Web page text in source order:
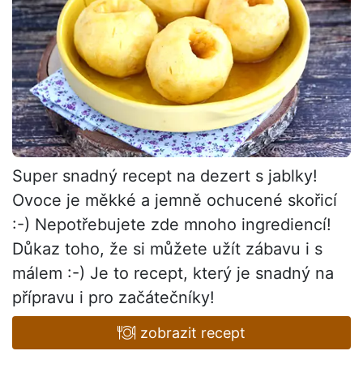
Super snadný recept na dezert s jablky!
Ovoce je měkké a jemně ochucené skořicí
:-) Nepotřebujete zde mnoho ingrediencí!
Důkaz toho, že si můžete užít zábavu i s
málem :-) Je to recept, který je snadný na
přípravu i pro začátečníky!
zobrazit recept